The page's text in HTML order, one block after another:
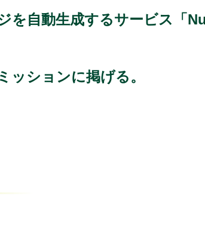
を自動生成するサービス「
ッションに掲げる。